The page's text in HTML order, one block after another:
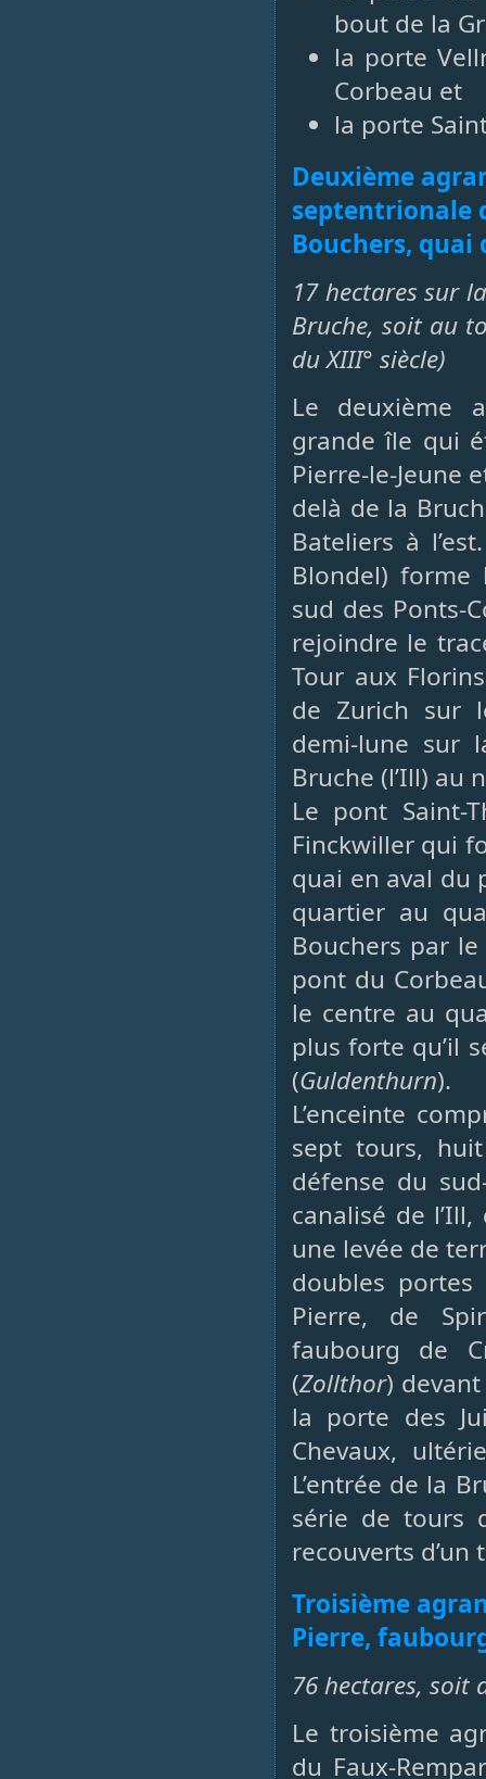
bout de la
la porte
Corbeau et
la porte
Deuxième
septentrionale
Bouchers, quai
17 hectares sur
Bruche, soit au
du XIII° siècle)
Le deuxième
grande île qui
Pierre-le-Jeune
delà de la
Bateliers à
Blondel) forme
sud des Ponts-
rejoindre le
Tour aux
de Zurich sur
demi-lune sur
Bruche (l’Ill) au
Le pont Saint-
Finckwiller qui
quai en aval du
quartier au
Bouchers par
pont du
le centre au
plus forte qu’il
(Guldenthurn).
L’enceinte
sept tours,
défense du
canalisé de
une levée de
doubles
Pierre, de
faubourg de
(Zollthor)
la porte des
Chevaux,
L’entrée de la
série de tours
recouverts d’un
Troisième
Pierre,
76 hectares, soit
Le troisième
du Faux-